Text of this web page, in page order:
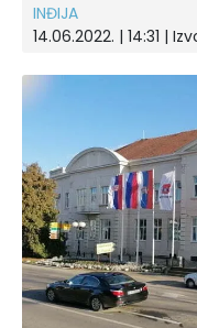
INĐIJA
14.06.2022. | 14:31 |